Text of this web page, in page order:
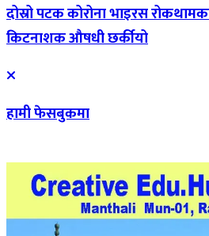
दोस्रो पटक कोरोना भाइरस
किटनाशक औषधी छर्कीयो
हामी फेसबुकमा